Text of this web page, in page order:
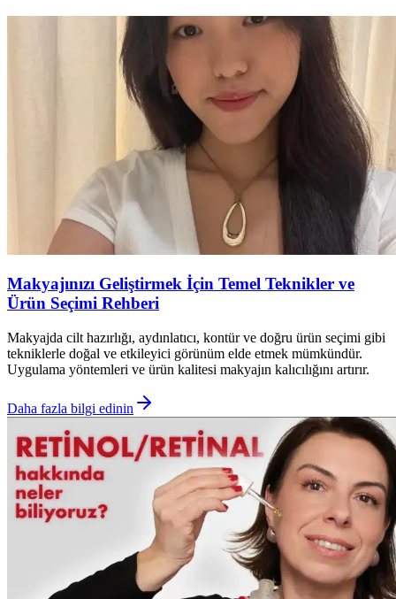
Makyajınızı Geliştirmek İçin Temel Teknikler ve
Ürün Seçimi Rehberi
Makyajda cilt hazırlığı, aydınlatıcı, kontür ve doğru ürün seçimi gibi
tekniklerle doğal ve etkileyici görünüm elde etmek mümkündür.
Uygulama yöntemleri ve ürün kalitesi makyajın kalıcılığını artırır.
Daha fazla bilgi edinin